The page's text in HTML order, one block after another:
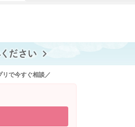
リで今すぐ相談／